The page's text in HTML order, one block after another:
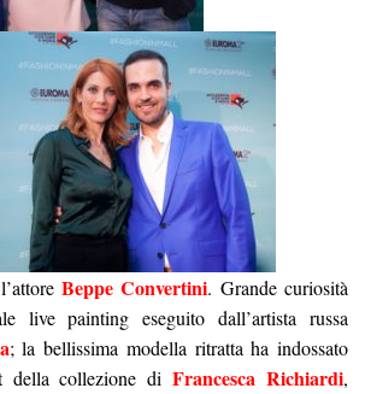
Beppe Convertini. Grande curiosità
live painting eseguito dall’artista russa
; la bellissima modella ritratta ha indossato
della collezione diFrancesca Richiardi,